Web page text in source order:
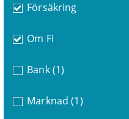
Försäkring
Om FI
Bank (1)
Marknad (1)